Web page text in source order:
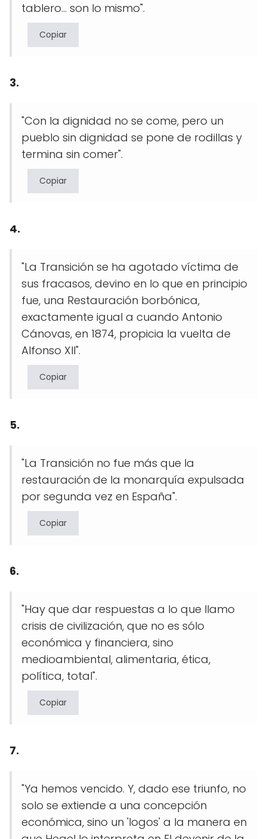
tablero... son lo mismo".
Copiar
3.
"Con la dignidad no se come, pero un
pueblo sin dignidad se pone de rodillas y
termina sin comer".
Copiar
4.
"La Transición se ha agotado víctima de
sus fracasos, devino en lo que en principio
fue, una Restauración borbónica,
exactamente igual a cuando Antonio
Cánovas, en 1874, propicia la vuelta de
Alfonso XII".
Copiar
5.
"La Transición no fue más que la
restauración de la monarquía expulsada
por segunda vez en España".
Copiar
6.
"Hay que dar respuestas a lo que llamo
crisis de civilización, que no es sólo
económica y financiera, sino
medioambiental, alimentaria, ética,
política, total".
Copiar
7.
"Ya hemos vencido. Y, dado ese triunfo, no
solo se extiende a una concepción
económica, sino un 'logos' a la manera en